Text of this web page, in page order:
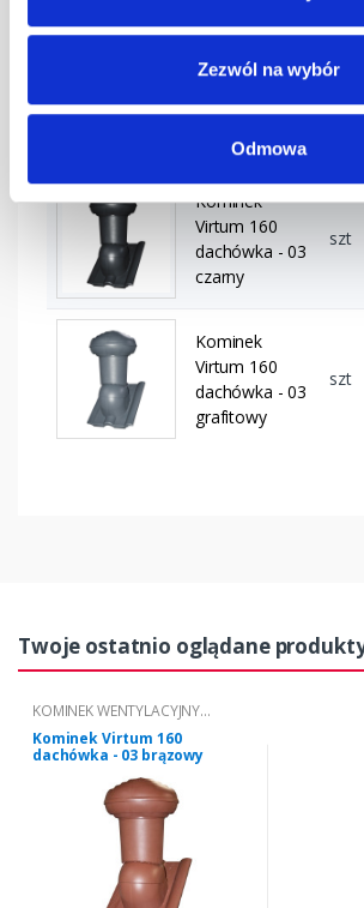
Zezwól na wybór
Odmowa
Kominek
dachówka - 03
Kominek
Virtum 160
dachówka - 03
czarny
szt
Kominek
Virtum 160
dachówka - 03
grafitowy
szt
Twoje ostatnio oglądane
KOMINEK WENTYLACYJNY
VIRTUM® TYP 03
Kominek Virtum 160
dachówka - 03 brązowy